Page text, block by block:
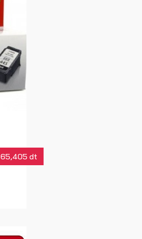
65,405 dt